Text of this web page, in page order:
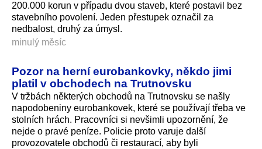
200.000 korun v případu dvou staveb, které postavil bez
stavebního povolení. Jeden přestupek označil za
nedbalost, druhý za úmysl.
minulý měsíc
Pozor na herní eurobankovky, někdo jimi
platil v obchodech na Trutnovsku
V tržbách některých obchodů na Trutnovsku se našly
napodobeniny eurobankovek, které se používají třeba ve
stolních hrách. Pracovníci si nevšimli upozornění, že
nejde o pravé peníze. Policie proto varuje další
provozovatele obchodů či restaurací, aby byli